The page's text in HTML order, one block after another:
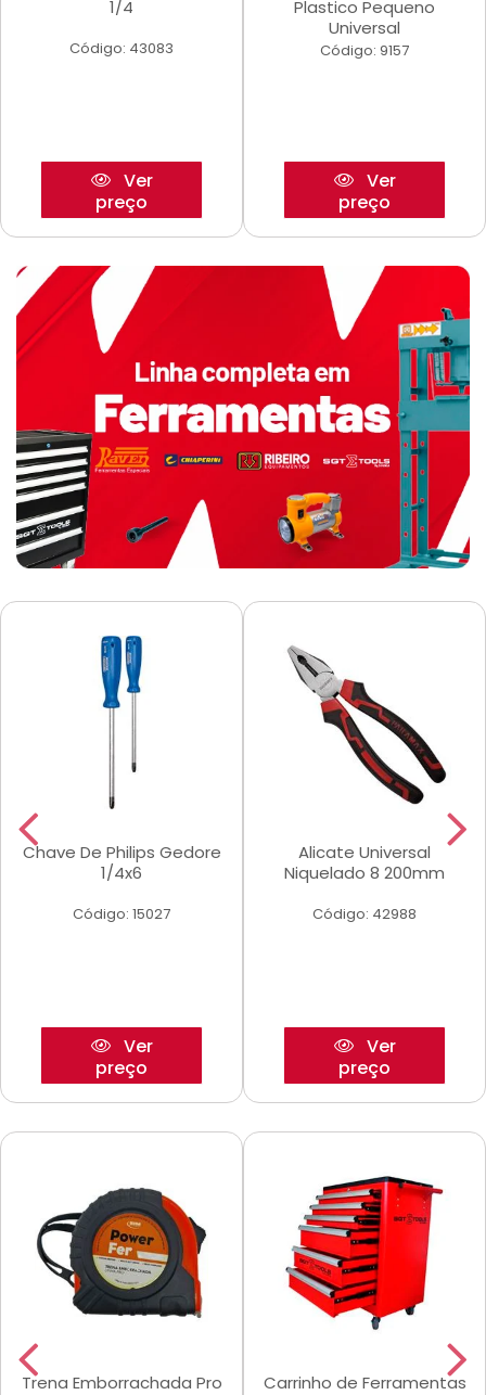
1/4
Código: 43083
Ver
preço
Plastico Pequeno
Universal
Código: 9157
Ver
preço
Chave De Philips Gedore
1/4x6
Código: 15027
Ver
preço
Alicate Universal
Niquelado 8 200mm
Código: 42988
Ver
preço
Trena Emborrachada Pro
Carrinho de Ferramentas